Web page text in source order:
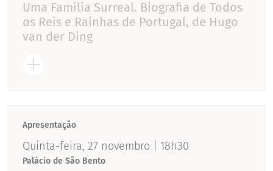
Uma Família Surreal. Biografia de Todos
os Reis e Rainhas de Portugal, de Hugo
van der Ding
Apresentação
Quinta-feira, 27 novembro | 18h30
Palácio de São Bento